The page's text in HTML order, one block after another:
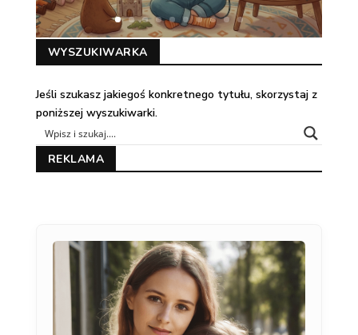
WYSZUKIWARKA
Jeśli szukasz jakiegoś konkretnego tytułu, skorzystaj z
poniższej wyszukiwarki.
REKLAMA